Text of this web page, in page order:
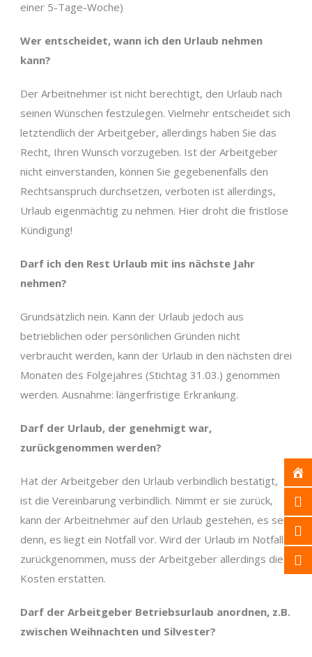
einer 5-Tage-Woche)
Wer entscheidet, wann ich den Urlaub nehmen
kann?
Der Arbeitnehmer ist nicht berechtigt, den Urlaub nach
seinen Wünschen festzulegen. Vielmehr entscheidet sich
letztendlich der Arbeitgeber, allerdings haben Sie das
Recht, Ihren Wunsch vorzugeben. Ist der Arbeitgeber
nicht einverstanden, können Sie gegebenenfalls den
Rechtsanspruch durchsetzen, verboten ist allerdings,
Urlaub eigenmächtig zu nehmen. Hier droht die fristlose
Kündigung!
Darf ich den Rest Urlaub mit ins nächste Jahr
nehmen?
Grundsätzlich nein. Kann der Urlaub jedoch aus
betrieblichen oder persönlichen Gründen nicht
verbraucht werden, kann der Urlaub in den nächsten drei
Monaten des Folgejahres (Stichtag 31.03.) genommen
werden. Ausnahme: längerfristige Erkrankung.
Darf der Urlaub, der genehmigt war,
zurückgenommen werden?
Hat der Arbeitgeber den Urlaub verbindlich bestätigt,
ist die Vereinbarung verbindlich. Nimmt er sie zurück,
kann der Arbeitnehmer auf den Urlaub gestehen, es sei
denn, es liegt ein Notfall vor. Wird der Urlaub im Notfall
zurückgenommen, muss der Arbeitgeber allerdings die
Kosten erstatten.
Darf der Arbeitgeber Betriebsurlaub anordnen, z.B.
zwischen Weihnachten und Silvester?